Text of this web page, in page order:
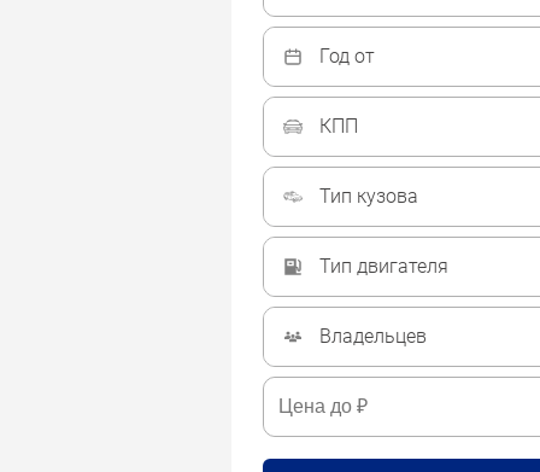
Год от
КПП
Тип кузова
Тип двигателя
Владельцев